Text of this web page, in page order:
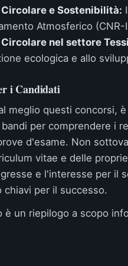
Circolare e Sostenibilità:
Atmosferico (CNR-
Circolare nel settore
ecologica e allo
i Candidati
meglio questi concorsi,
per comprendere i
d'esame. Non
vitae e delle
e l'interesse per il
chiavi per il successo.
è un riepilogo a scopo